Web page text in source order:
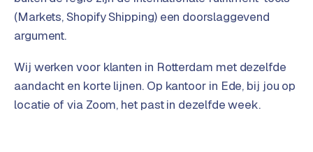
m
e
c
e
→
(Markets, Shopify Shipping) een doorslaggevend
argument.
Wij werken voor klanten in Rotterdam met dezelfde
aandacht en korte lijnen. Op kantoor in Ede, bij jou op
locatie of via Zoom, het past in dezelfde week.